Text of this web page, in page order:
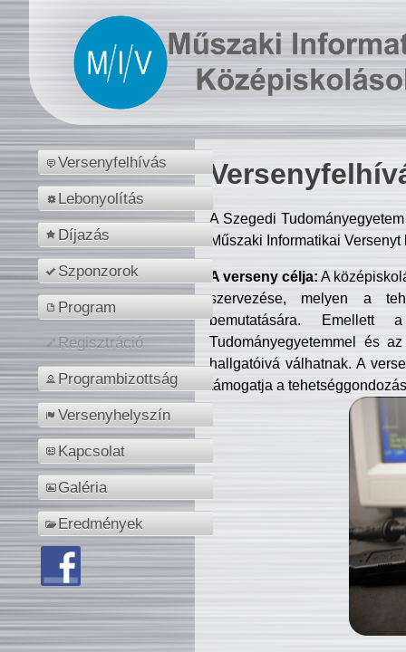
Versenyfelhívás
Lebonyolítás
Díjazás
Szponzorok
Program
Regisztráció
Programbizottság
Versenyhelyszín
Kapcsolat
Galéria
Eredmények
A Szegedi
Műszaki Informatikai
A verseny célja: A
szervezése, melyen a
bemutatására. Emellett
Tudományegyetemmel és
hallgatóivá válhatnak. A
támogatja a